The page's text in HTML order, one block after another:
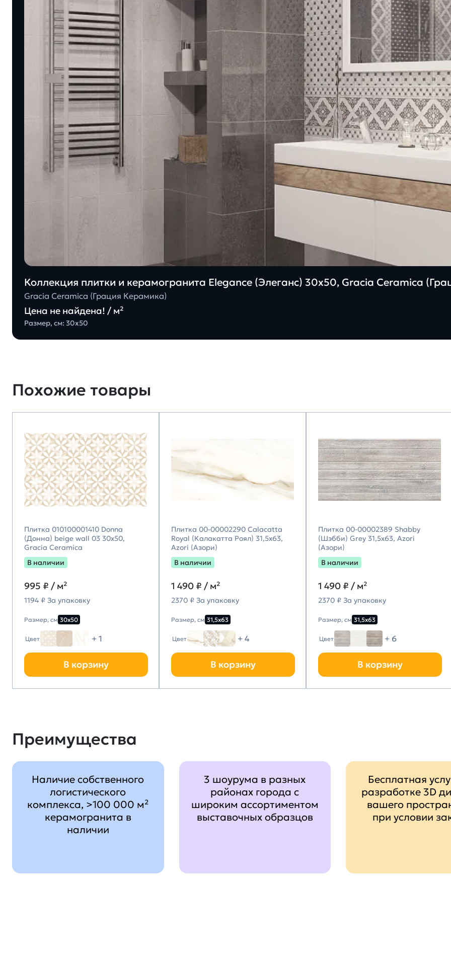
Коллекция плитки и керамогранита Elegance (Элеганс) 30х50, Gracia Ceramica
Gracia Ceramica (Грация Керамика)
Цена не найдена! / м²
Размер, см: 30х50
Похожие товары
Плитка 010100001410 Donna
(Донна) beige wall 03 30х50,
Gracia Ceramica
В наличии
995 ₽ / м²
1194 ₽ За упаковку
Размер, см 30х50
Цвет + 1
В корзину
Плитка 00-00002290 Calacatta
Royal (Калакатта Роял) 31,5х63,
Azori (Азори)
В наличии
1 490 ₽ / м²
2370 ₽ За упаковку
Размер, см 31,5х63
Цвет + 4
В корзину
Плитка 00-00002389 Shabby
(Шэбби) Grey 31,5х63, Azori
(Азори)
В наличии
1 490 ₽ / м²
2370 ₽ За упаковку
Размер, см 31,5х63
Цвет + 6
В корзину
Преимущества
Наличие собственного
логистического
комплекса, >100 000 м²
керамогранита в
наличии
3 шоурума в разных
районах города с
широким ассортиментом
выставочных образцов
Бесплатная
разработке 3D
вашего
при условии